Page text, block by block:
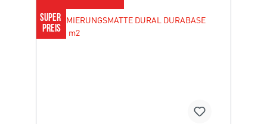
SUPER
PREIS